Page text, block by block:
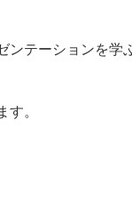
ンテーションを学
。